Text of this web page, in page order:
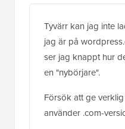
Tyvärr kan jag inte
jag är på
ser jag knappt hur
en "nybörjare".
Försök att ge
använder .com-